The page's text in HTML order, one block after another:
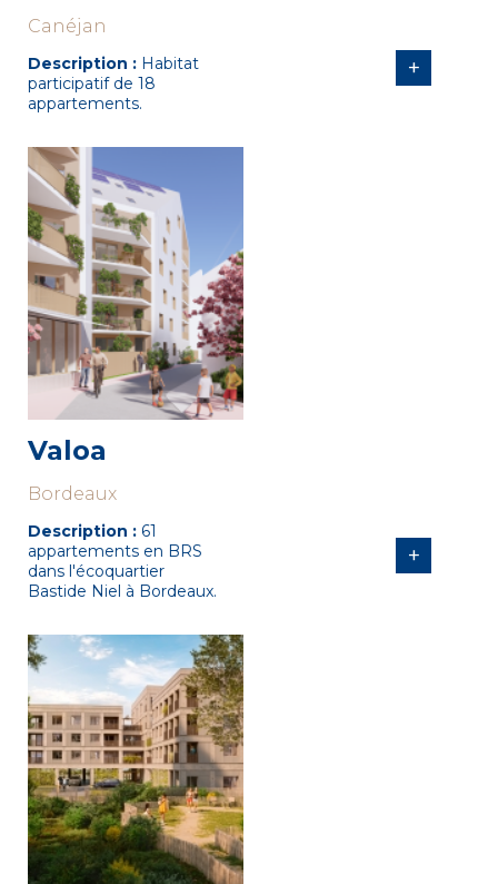
Canéjan
Description : Habitat
participatif de 18
appartements.
+
Valoa
Bordeaux
Description : 61
appartements en BRS
dans l'écoquartier
Bastide Niel à Bordeaux.
+